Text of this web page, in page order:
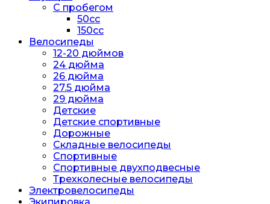
С пробегом
50cc
150cc
Велосипеды
12-20 дюймов
24 дюйма
26 дюйма
27.5 дюйма
29 дюйма
Детские
Детские спортивные
Дорожные
Складные велосипеды
Спортивные
Спортивные двухподвесные
Трехколесные велосипеды
Электровелосипеды